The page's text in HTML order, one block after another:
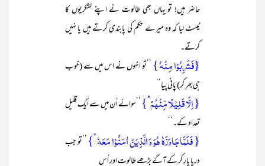
حاضر ہیں! تو یہاں بھی طالوت نے اپنے لشکریوں کا
ٹیسٹ لیا کہ وہ میرے حکم کی پابندی کرتے ہیں یا نہیں
کرتے۔
{فَشَرِبُوۡا مِنۡہُ } ’’تو انہوں نے اس میں سے (خوب
جی بھر کر) پانی پیا‘‘
{ اِلَّا قَلِیۡلًا مِّنۡہُمۡ ؕ} ’’سوائے اُن میں سے ایک قلیل
تعداد کے۔‘‘
{ فَلَمَّا جَاوَزَہٗ ہُوَ وَ الَّذِیۡنَ اٰمَنُوۡا مَعَہٗ ۙ} ’’تو جب
دریا پار کر کے آگے بڑھے طالوت اور اُس